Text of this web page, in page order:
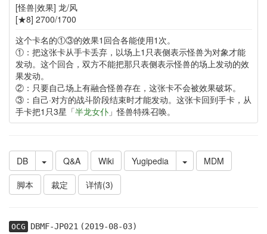
[怪兽|效果] 龙/风
[★8] 2700/1700
这个卡名的①③的效果1回合各能使用1次。
①：把这张卡从手卡丢弃，以场上1只表侧表示怪兽为对象才能
发动。这个回合，双方不能把那只表侧表示怪兽的场上发动的效
果发动。
②：只要自己场上有融合怪兽存在，这张卡不会被效果破坏。
③：自己·对方的战斗阶段结束时才能发动。这张卡回到手卡，从
手卡把1只3星「半龙女仆」怪兽特殊召唤。
DB Q&A Wiki Yugipedia
MDM
脚本
裁定 详情(3)
OCG DBMF-JP021(2019-08-03)